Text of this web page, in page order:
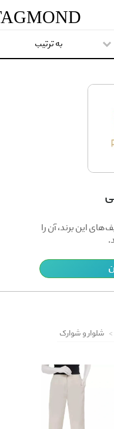
TAGMOND
این برند، آن را
به ترتیب
شلوار و شوارک